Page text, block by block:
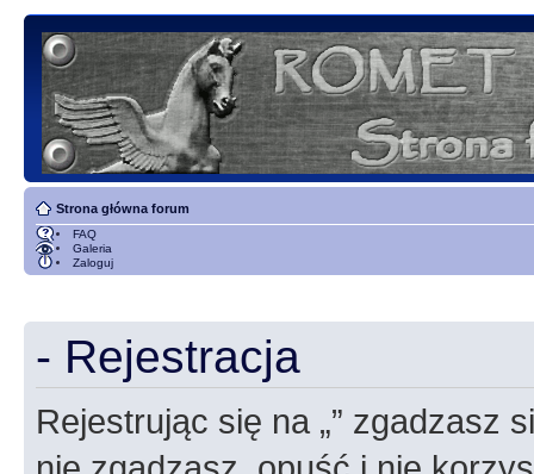
Strona główna forum
FAQ
Galeria
Zaloguj
- Rejestracja
Rejestrując się na „” zgadzasz